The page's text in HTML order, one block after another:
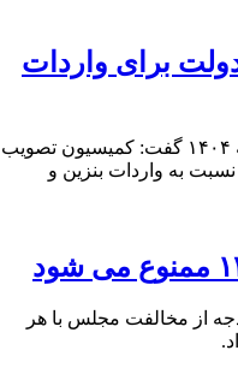
برای واردات
نایب رئیس کمیسیون تلفیق لایحه بودجه ۱۴۰۴ گفت: کمیسیون تصویب
به واردات بنزین و
از مخالفت مجلس با هر